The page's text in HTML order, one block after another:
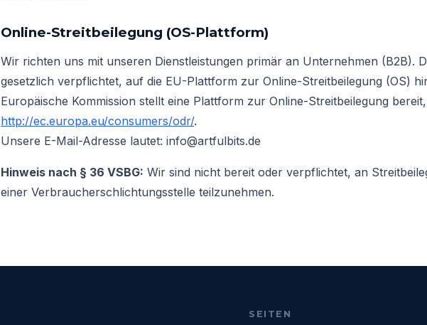
Online-Streitbeilegung (OS-Plattform)
Wir richten uns mit unseren Dienstleistungen primär an Unternehmen (B2B).
gesetzlich verpflichtet, auf die EU-Plattform zur Online-Streitbeilegung (OS)
Europäische Kommission stellt eine Plattform zur Online-Streitbeilegung
http://ec.europa.eu/consumers/odr/.
Unsere E-Mail-Adresse lautet: info@artfulbits.de
Hinweis nach § 36 VSBG: Wir sind nicht bereit oder verpflichtet, an
einer Verbraucherschlichtungsstelle teilzunehmen.
SEITEN